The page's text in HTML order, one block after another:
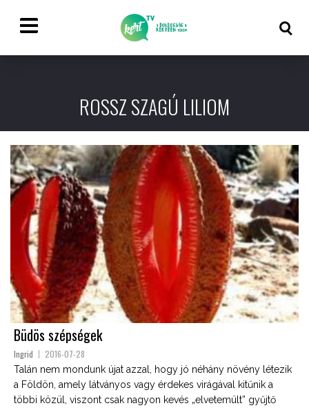
ROSSZ SZAGÚ LILIOM
Büdös szépségek
Ingrid 2016-07-28
Talán nem mondunk újat azzal, hogy jó néhány növény létezik
a Földön, amely látványos vagy érdekes virágával kitűnik a
többi közül, viszont csak nagyon kevés „elvetemült” gyűjtő